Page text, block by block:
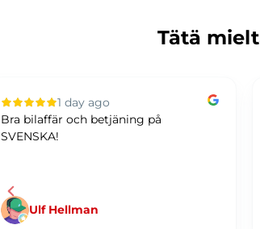
Tätä
1 day ago
Bra bilaffär och betjäning på
SVENSKA!
Ulf Hellman